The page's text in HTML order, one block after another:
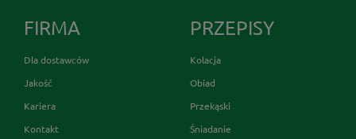
FIRMA
Dla dostawców
Jakość
Kariera
Kontakt
PRZEPISY
Kolacja
Obiad
Przekąski
Śniadanie